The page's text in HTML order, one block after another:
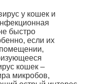
у кошек и
быстро
если их
кошек –
микробов,